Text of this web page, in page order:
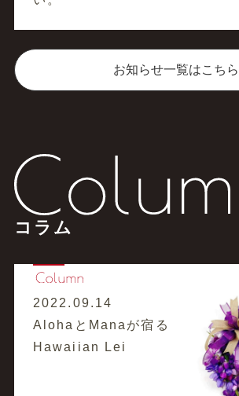
お知らせ一覧はこちら
コラム
2022.09.14
AlohaとManaが宿る
Hawaiian Lei